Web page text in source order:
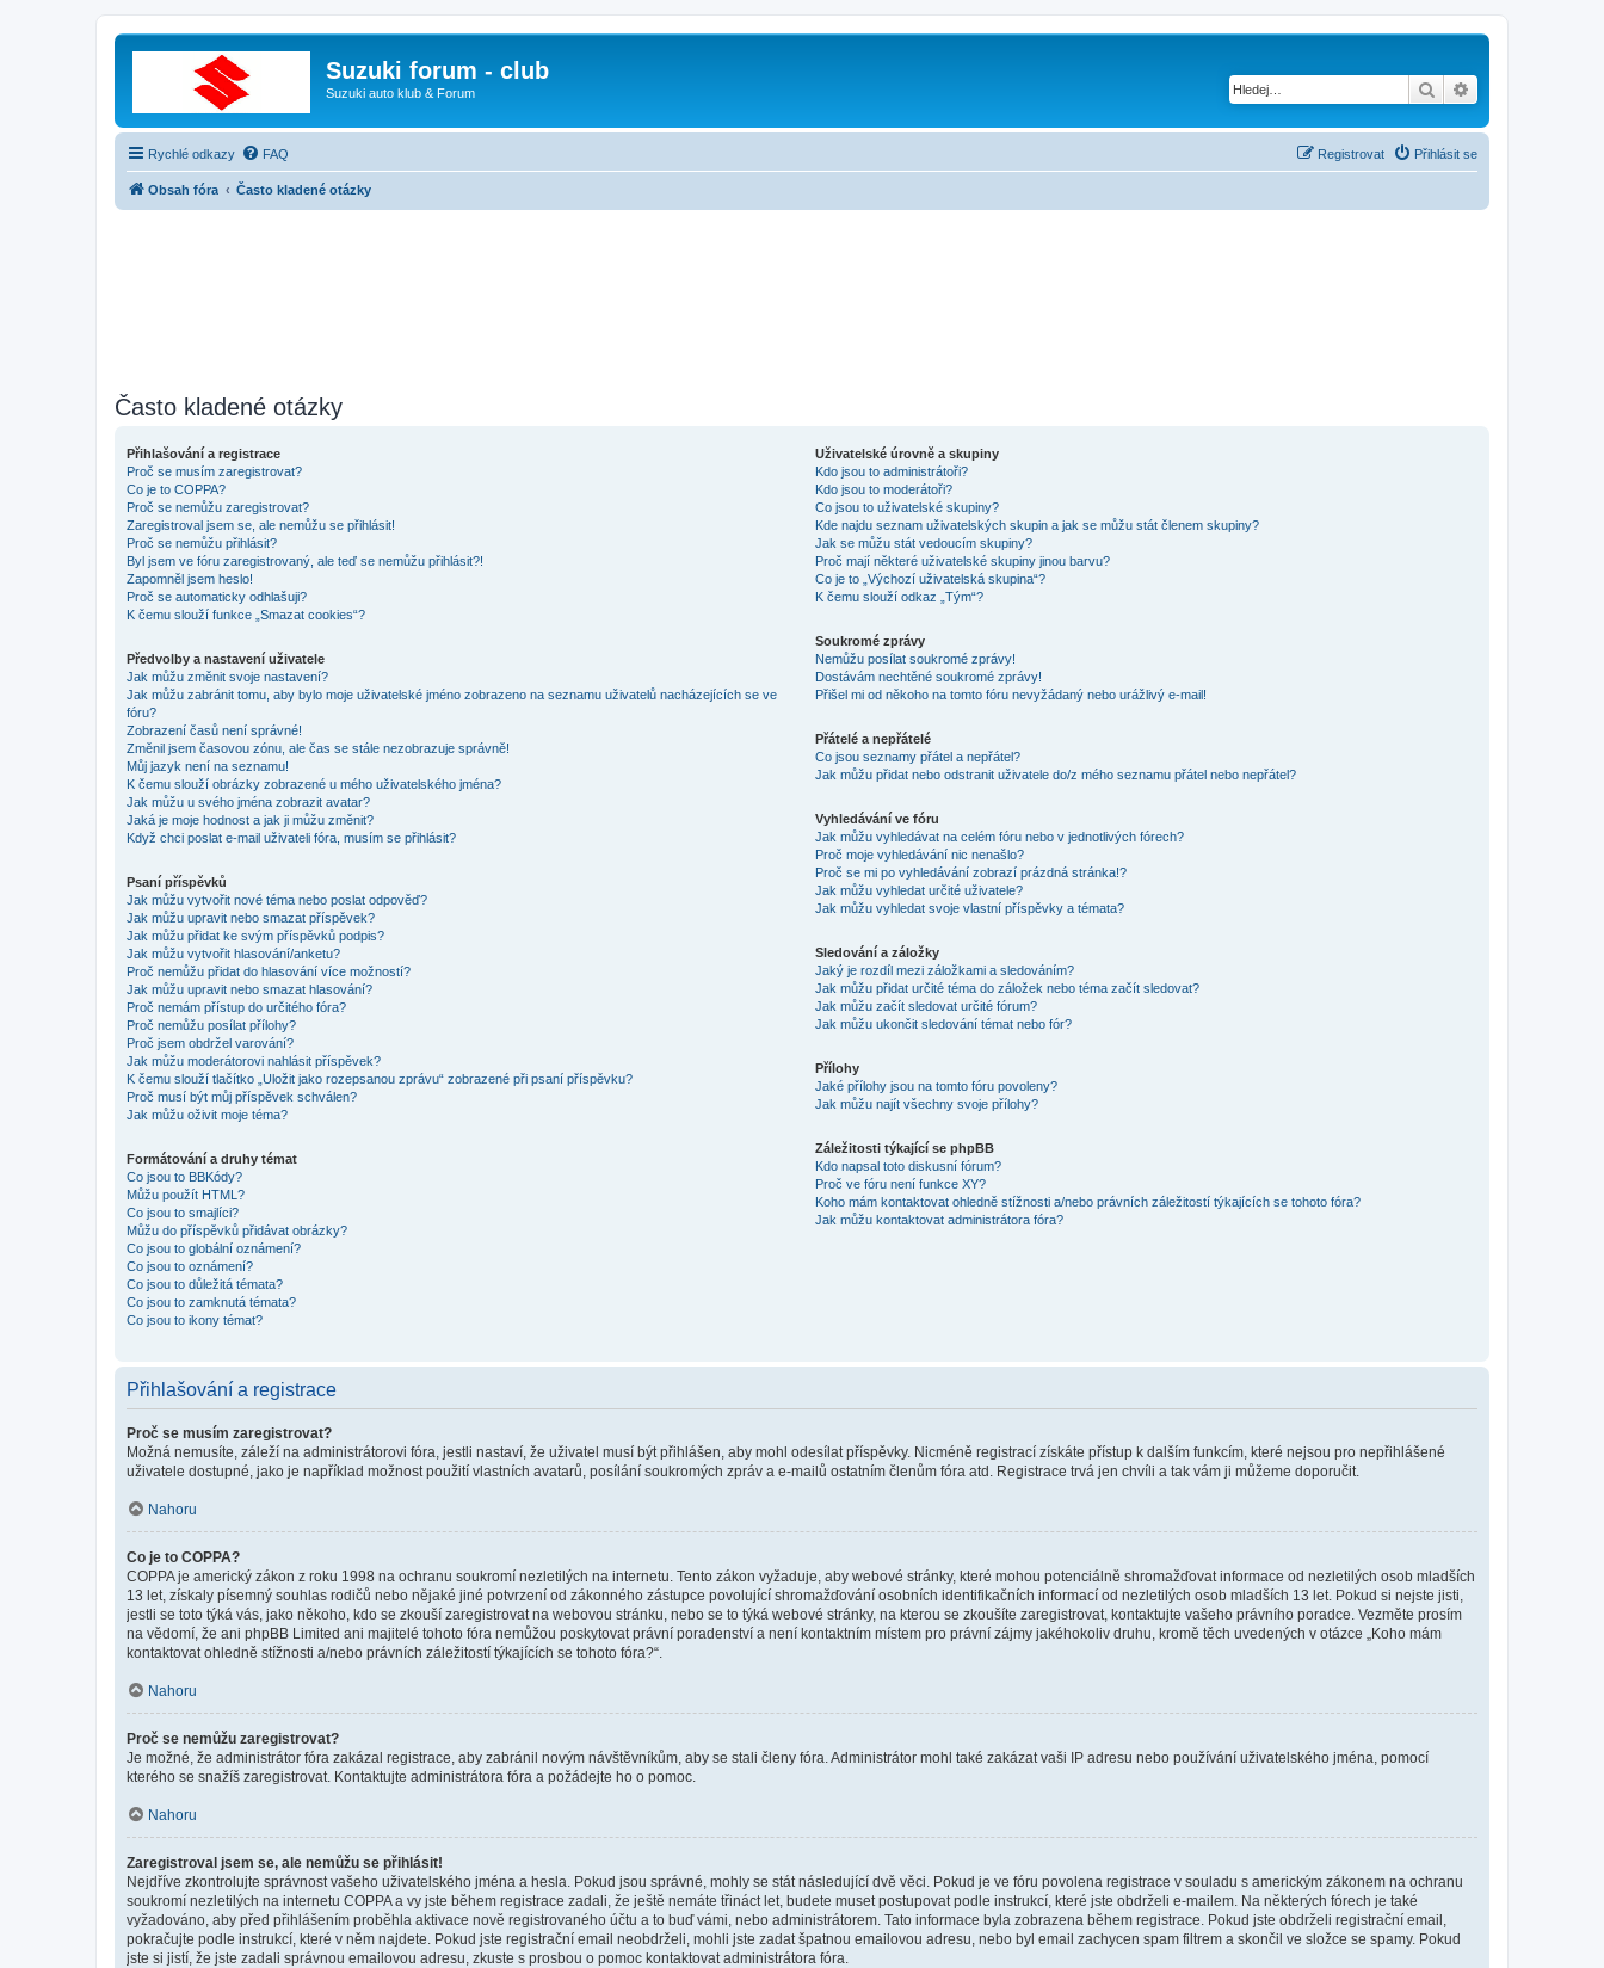
Suzuki forum - club
Suzuki auto klub & Forum Hledat
Rychlé odkazy FAQ Přihlásit se
Registrovat
Obsah fóra Často kladené otázky
Často kladené otázky
Přihlašování a registrace
Proč se musím zaregistrovat?
Co je to COPPA?
Proč se nemůžu zaregistrovat?
Zaregistroval jsem se, ale nemůžu se přihlásit!
Proč se nemůžu přihlásit?
Byl jsem ve fóru zaregistrovaný, ale teď se nemůžu přihlásit?!
Zapomněl jsem heslo!
Proč se automaticky odhlašuji?
K čemu slouží funkce „Smazat cookies“?
Předvolby a nastavení uživatele
Jak můžu změnit svoje nastavení?
Jak můžu zabránit tomu, aby bylo moje uživatelské jméno zobrazeno na seznamu uživatelů nacházejících se ve
fóru?
Zobrazení časů není správné!
Změnil jsem časovou zónu, ale čas se stále nezobrazuje správně!
Můj jazyk není na seznamu!
K čemu slouží obrázky zobrazené u mého uživatelského jména?
Jak můžu u svého jména zobrazit avatar?
Jaká je moje hodnost a jak ji můžu změnit?
Když chci poslat e-mail uživateli fóra, musím se přihlásit?
Psaní příspěvků
Jak můžu vytvořit nové téma nebo poslat odpověď?
Jak můžu upravit nebo smazat příspěvek?
Jak můžu přidat ke svým příspěvků podpis?
Jak můžu vytvořit hlasování/anketu?
Proč nemůžu přidat do hlasování více možností?
Jak můžu upravit nebo smazat hlasování?
Proč nemám přístup do určitého fóra?
Proč nemůžu posílat přílohy?
Proč jsem obdržel varování?
Jak můžu moderátorovi nahlásit příspěvek?
K čemu slouží tlačítko „Uložit jako rozepsanou zprávu“ zobrazené při psaní příspěvku?
Proč musí být můj příspěvek schválen?
Jak můžu oživit moje téma?
Formátování a druhy témat
Co jsou to BBKódy?
Můžu použít HTML?
Co jsou to smajlíci?
Můžu do příspěvků přidávat obrázky?
Co jsou to globální oznámení?
Co jsou to oznámení?
Co jsou to důležitá témata?
Co jsou to zamknutá témata?
Co jsou to ikony témat?
Uživatelské úrovně a skupiny
Kdo jsou to administrátoři?
Kdo jsou to moderátoři?
Co jsou to uživatelské skupiny?
Kde najdu seznam uživatelských skupin a jak se můžu stát členem skupiny?
Jak se můžu stát vedoucím skupiny?
Proč mají některé uživatelské skupiny jinou barvu?
Co je to „Výchozí uživatelská skupina“?
K čemu slouží odkaz „Tým“?
Soukromé zprávy
Nemůžu posílat soukromé zprávy!
Dostávám nechtěné soukromé zprávy!
Přišel mi od někoho na tomto fóru nevyžádaný nebo urážlivý e-mail!
Přátelé a nepřátelé
Co jsou seznamy přátel a nepřátel?
Jak můžu přidat nebo odstranit uživatele do/z mého seznamu přátel nebo nepřátel?
Vyhledávání ve fóru
Jak můžu vyhledávat na celém fóru nebo v jednotlivých fórech?
Proč moje vyhledávání nic nenašlo?
Proč se mi po vyhledávání zobrazí prázdná stránka!?
Jak můžu vyhledat určité uživatele?
Jak můžu vyhledat svoje vlastní příspěvky a témata?
Sledování a záložky
Jaký je rozdíl mezi záložkami a sledováním?
Jak můžu přidat určité téma do záložek nebo téma začít sledovat?
Jak můžu začít sledovat určité fórum?
Jak můžu ukončit sledování témat nebo fór?
Přílohy
Jaké přílohy jsou na tomto fóru povoleny?
Jak můžu najít všechny svoje přílohy?
Záležitosti týkající se phpBB
Kdo napsal toto diskusní fórum?
Proč ve fóru není funkce XY?
Koho mám kontaktovat ohledně stížnosti a/nebo právních záležitostí týkajících se tohoto fóra?
Jak můžu kontaktovat administrátora fóra?
Přihlašování a registrace
Proč se musím zaregistrovat?
Možná nemusíte, záleží na administrátorovi fóra, jestli nastaví, že uživatel musí být přihlášen, aby mohl odesílat příspěvky. Nicméně registrací získáte přístup k dalším funkcím, které nejsou pro nepřihlášené
uživatele dostupné, jako je například možnost použití vlastních avatarů, posílání soukromých zpráv a e-mailů ostatním členům fóra atd. Registrace trvá jen chvíli a tak vám ji můžeme doporučit.
Nahoru
Co je to COPPA?
COPPA je americký zákon z roku 1998 na ochranu soukromí nezletilých na internetu. Tento zákon vyžaduje, aby webové stránky, které mohou potenciálně shromažďovat informace od nezletilých osob mladších
13 let, získaly písemný souhlas rodičů nebo nějaké jiné potvrzení od zákonného zástupce povolující shromažďování osobních identifikačních informací od nezletilých osob mladších 13 let. Pokud si nejste jisti,
jestli se toto týká vás, jako někoho, kdo se zkouší zaregistrovat na webovou stránku, nebo se to týká webové stránky, na kterou se zkoušíte zaregistrovat, kontaktujte vašeho právního poradce. Vezměte prosím
na vědomí, že ani phpBB Limited ani majitelé tohoto fóra nemůžou poskytovat právní poradenství a není kontaktním místem pro právní zájmy jakéhokoliv druhu, kromě těch uvedených v otázce „Koho mám
kontaktovat ohledně stížnosti a/nebo právních záležitostí týkajících se tohoto fóra?“.
Nahoru
Proč se nemůžu zaregistrovat?
Je možné, že administrátor fóra zakázal registrace, aby zabránil novým návštěvníkům, aby se stali členy fóra. Administrátor mohl také zakázat vaši IP adresu nebo používání uživatelského jména, pomocí
kterého se snažíš zaregistrovat. Kontaktujte administrátora fóra a požádejte ho o pomoc.
Nahoru
Zaregistroval jsem se, ale nemůžu se přihlásit!
Nejdříve zkontrolujte správnost vašeho uživatelského jména a hesla. Pokud jsou správné, mohly se stát následující dvě věci. Pokud je ve fóru povolena registrace v souladu s americkým zákonem na ochranu
soukromí nezletilých na internetu COPPA a vy jste během registrace zadali, že ještě nemáte třináct let, budete muset postupovat podle instrukcí, které jste obdrželi e-mailem. Na některých fórech je také
vyžadováno, aby před přihlášením proběhla aktivace nově registrovaného účtu a to buď vámi, nebo administrátorem. Tato informace byla zobrazena během registrace. Pokud jste obdrželi registrační email,
pokračujte podle instrukcí, které v něm najdete. Pokud jste registrační email neobdrželi, mohli jste zadat špatnou emailovou adresu, nebo byl email zachycen spam filtrem a skončil ve složce se spamy. Pokud
jste si jistí, že jste zadali správnou emailovou adresu, zkuste s prosbou o pomoc kontaktovat administrátora fóra.